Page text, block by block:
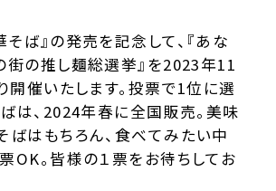
そば』の発売を記念して、『あな
街の推し麺総選挙』を2023年11
開催いたします。投票で1位に選
は、2024年春に全国販売。美味
ばはもちろん、食べてみたい中
OK。皆様の１票をお待ちしてお